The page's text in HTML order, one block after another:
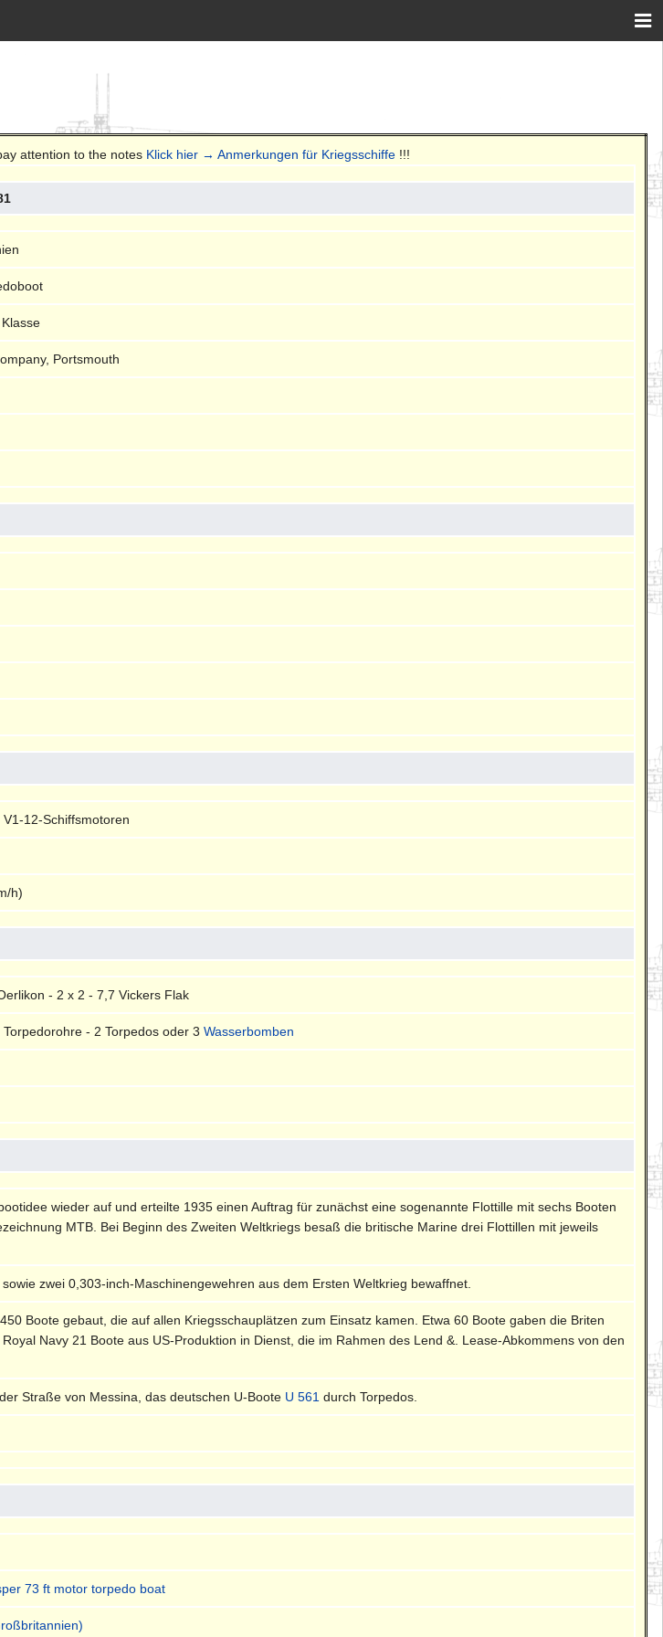
attention to the notes Klick hier → Anmerkungen für Kriegsschiffe !!!
Portsmouth
12-Schiffsmotoren
h)
- 2 x 2 - 7,7 Vickers Flak
Torpedorohre - 2 Torpedos oder 3Wasserbomben
wieder auf und erteilte 1935 einen Auftrag für zunächst eine sogenannte Flottille mit sechs Booten
MTB. Bei Beginn des Zweiten Weltkriegs besaß die britische Marine drei Flottillen mit jeweils
zwei 0,303-inch-Maschinengewehren aus dem Ersten Weltkrieg bewaffnet.
Boote gebaut, die auf allen Kriegsschauplätzen zum Einsatz kamen. Etwa 60 Boote gaben die Briten
Navy 21 Boote aus US-Produktion in Dienst, die im Rahmen des Lend &. Lease-Abkommens von den
Straße von Messina, das deutschen U-Boote U 561 durch Torpedos.
73 ft motor torpedo boat